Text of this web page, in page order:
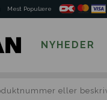
Mest Populære
NYHEDER